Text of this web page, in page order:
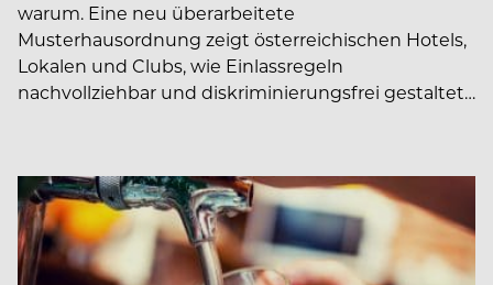
warum. Eine neu überarbeitete
Musterhausordnung zeigt österreichischen Hotels,
Lokalen und Clubs, wie Einlassregeln
nachvollziehbar und diskriminierungsfrei gestaltet…